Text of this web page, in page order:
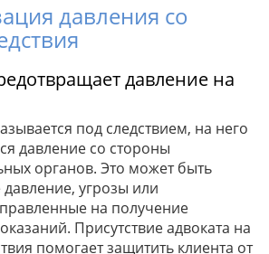
давления со
давление на
под следствием, на него
давление со стороны
органов. Это может быть
угрозы или
на получение
Присутствие адвоката на
помогает защитить клиента от